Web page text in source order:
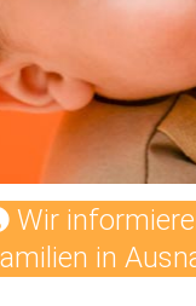
Wir
in